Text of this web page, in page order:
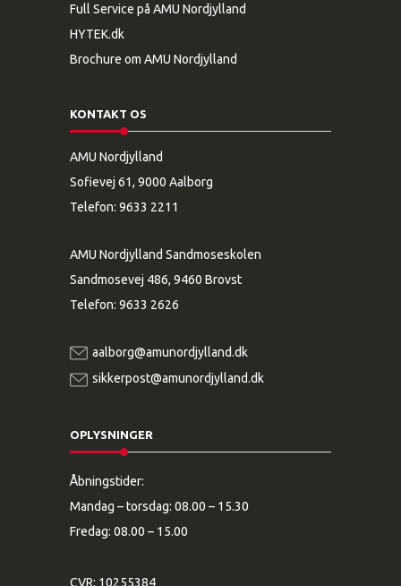
Full Service på AMU Nordjylland
HYTEK.dk
Brochure om AMU Nordjylland
KONTAKT OS
AMU Nordjylland
Sofievej 61, 9000 Aalborg
Telefon: 9633 2211
AMU Nordjylland Sandmoseskolen
Sandmosevej 486, 9460 Brovst
Telefon: 9633 2626
aalborg@amunordjylland.dk
sikkerpost@amunordjylland.dk
OPLYSNINGER
Åbningstider:
Mandag – torsdag: 08.00 – 15.30
Fredag: 08.00 – 15.00
CVR: 10255384